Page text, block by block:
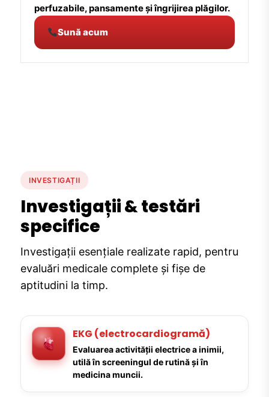
perfuzabile, pansamente și îngrijirea plăgilor.
Sună acum
INVESTIGAȚII
Investigații & testări
specifice
Investigații esențiale realizate rapid, pentru
evaluări medicale complete și fișe de
aptitudini la timp.
EKG (electrocardiogramă)
Evaluarea activității electrice a inimii,
utilă în screeningul de rutină și în
medicina muncii.